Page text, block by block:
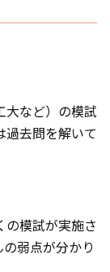
大など）の模試
過去問を解いて
の模試が実施さ
弱点が分かり